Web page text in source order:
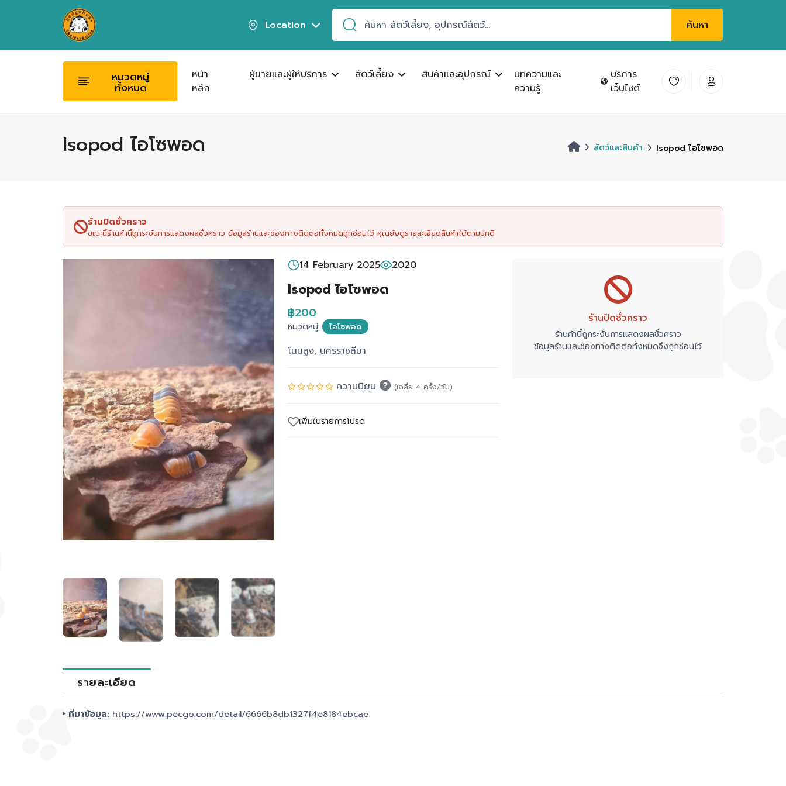
Location ค้นหา
หมวดหมู่
ทั้งหมด
หน้า
หลัก
ผู้ขายและผู้ให้บริการ สัตว์เลี้ยง สินค้าและอุปกรณ์
บทความและ
ความรู้
บริการ
เว็บไซต์
Isopod ไอโซพอด สัตว์และสินค้า Isopod ไอโซพอด
ร้านปิดชั่วคราว
ขณะนี้ร้านค้านี้ถูกระงับการแสดงผลชั่วคราว ข้อมูลร้านและช่องทางติดต่อทั้งหมดถูกซ่อนไว้ คุณยังดูรายละเอียดสินค้าได้ตามปกติ
14 February 2025 2020
Isopod ไอโซพอด
฿200
หมวดหมู่: ไอโซพอด
โนนสูง, นครราชสีมา
ความนิยม (เฉลี่ย 4 ครั้ง/วัน)
เพิ่มในรายการโปรด
ร้านปิดชั่วคราว
ร้านค้านี้ถูกระงับการแสดงผลชั่วคราว
ข้อมูลร้านและช่องทางติดต่อทั้งหมดจึงถูกซ่อนไว้
รายละเอียด
‣ ที่มาข้อมูล:https://www.pecgo.com/detail/6666b8db1327f4e8184ebcae